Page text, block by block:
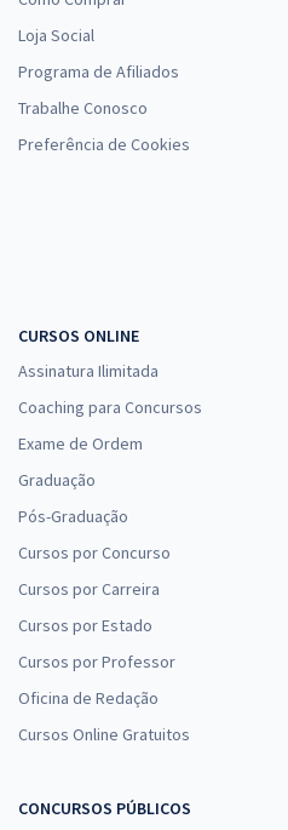
Loja Social
Programa de Afiliados
Trabalhe Conosco
Preferência de Cookies
CURSOS ONLINE
Assinatura Ilimitada
Coaching para Concursos
Exame de Ordem
Graduação
Pós-Graduação
Cursos por Concurso
Cursos por Carreira
Cursos por Estado
Cursos por Professor
Oficina de Redação
Cursos Online Gratuitos
CONCURSOS PÚBLICOS